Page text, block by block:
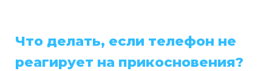
Что делать, если телефон не
реагирует на прикосновения?